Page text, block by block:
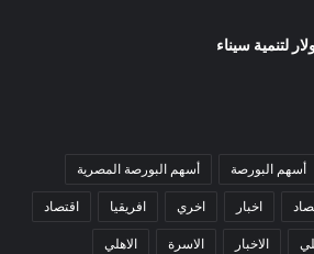
أسهم البورصة أسهم البورصة المصرية
اخبار اخري افريقيا اقتصاد
الاخبار الاسرة الاهلي